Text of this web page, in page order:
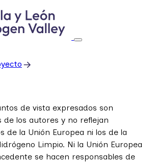
de vista expresados son
de los autores y no reflejan
de la Unión Europea ni los de la
Limpio. Ni la Unión Europea
se hacen responsables de